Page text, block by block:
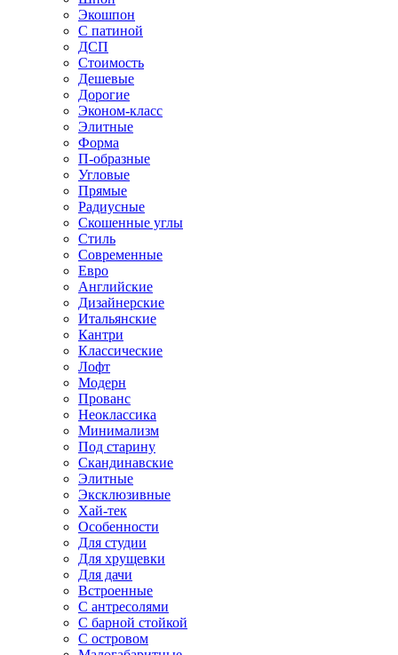
Экошпон
С патиной
ДСП
Стоимость
Дешевые
Дорогие
Эконом-класс
Элитные
Форма
П-образные
Угловые
Прямые
Радиусные
Скошенные углы
Стиль
Современные
Евро
Английские
Дизайнерские
Итальянские
Кантри
Классические
Лофт
Модерн
Прованс
Неоклассика
Минимализм
Под старину
Скандинавские
Элитные
Эксклюзивные
Хай-тек
Особенности
Для студии
Для хрущевки
Для дачи
Встроенные
С антресолями
С барной стойкой
С островом